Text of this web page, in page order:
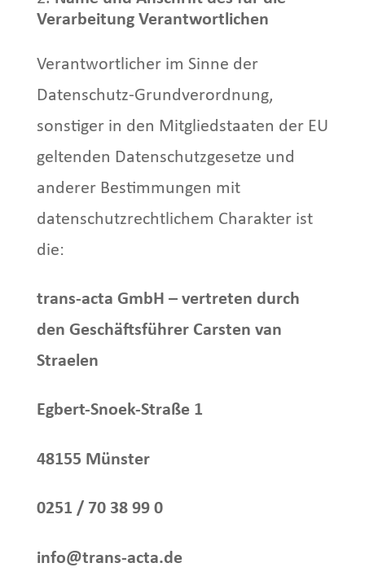
Verarbeitung Verantwortlichen
Verantwortlicher im Sinne der
Datenschutz-Grundverordnung,
sonstiger in den Mitgliedstaaten der EU
geltenden Datenschutzgesetze und
anderer Bestimmungen mit
datenschutzrechtlichem Charakter ist
die:
trans-acta GmbH – vertreten durch
den Geschäftsführer Carsten van
Straelen
Egbert-Snoek-Straße 1
48155 Münster
0251 / 70 38 99 0
info@trans-acta.de